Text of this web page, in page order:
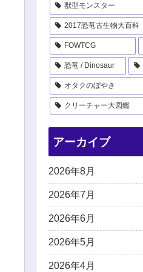
獣型モンスター
2017恐竜古生物大百科
FOWTCG
恐竜 / Dinosaur
オタクのぼやき
クリーチャー大図鑑
アーカイブ
2026年8月
2026年7月
2026年6月
2026年5月
2026年4月